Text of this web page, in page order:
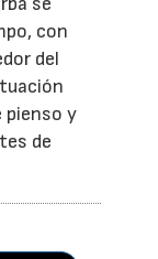
con
del
pienso y
de